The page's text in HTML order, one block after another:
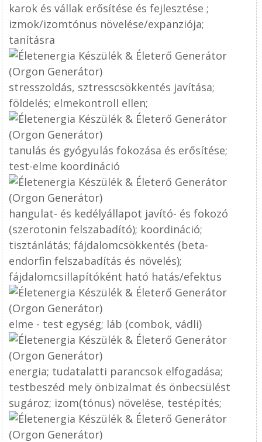
karok és vállak erősítése és fejlesztése ;
izmok/izomtónus növelése/expanziója;
tanításra
stresszoldás, sztresscsökkentés javítása;
földelés; elmekontroll ellen;
tanulás és gyógyulás fokozása és erősítése;
test-elme koordináció
hangulat- és kedélyállapot javító- és fokozó
(szerotonin felszabadító); koordináció;
tisztánlátás; fájdalomcsökkentés (beta-
endorfin felszabadítás és növelés);
fájdalomcsillapítóként ható hatás/efektus
elme - test egység; láb (combok, vádli)
energia; tudatalatti parancsok elfogadása;
testbeszéd mely önbizalmat és önbecsülést
sugároz; izom(tónus) növelése, testépítés;